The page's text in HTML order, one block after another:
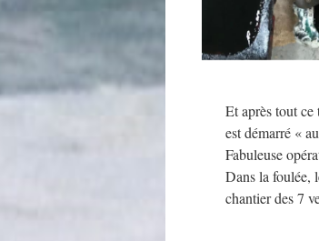
Et après tout
est démarré «
Fabuleuse
Dans la foulée,
chantier des 7